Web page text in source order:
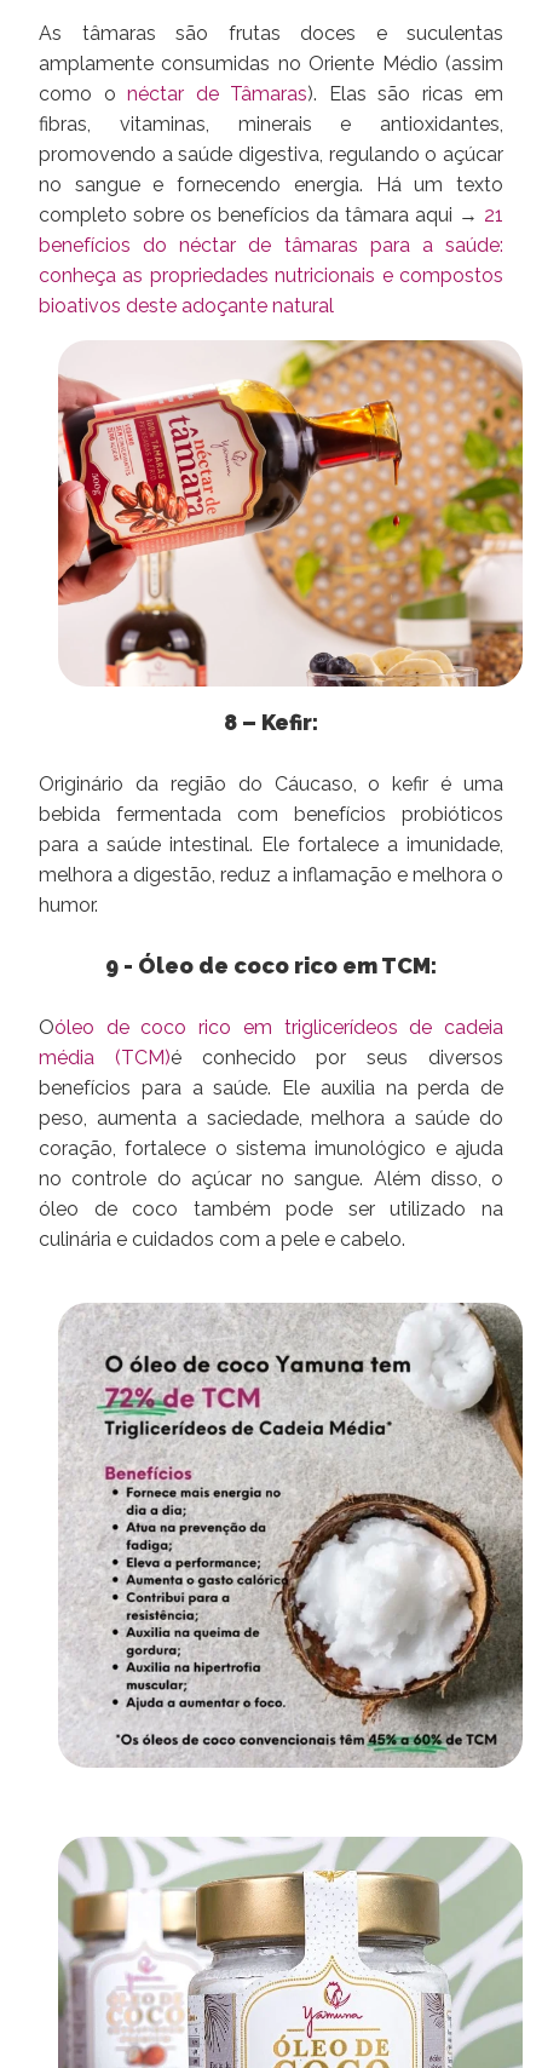
As tâmaras são frutas doces e suculentas
amplamente consumidas no Oriente Médio (assim
como o néctar de Tâmaras). Elas são ricas em
fibras, vitaminas, minerais e antioxidantes,
promovendo a saúde digestiva, regulando o açúcar
no sangue e fornecendo energia. Há um texto
completo sobre os benefícios da tâmara aqui → 21
benefícios do néctar de tâmaras para a saúde:
conheça as propriedades nutricionais e compostos
bioativos deste adoçante natural
8 – Kefir:
Originário da região do Cáucaso, o kefir é uma
bebida fermentada com benefícios probióticos
para a saúde intestinal. Ele fortalece a imunidade,
melhora a digestão, reduz a inflamação e melhora o
humor.
9 - Óleo de coco rico em TCM:
Oóleo de coco rico em triglicerídeos de cadeia
média (TCM)é conhecido por seus diversos
benefícios para a saúde. Ele auxilia na perda de
peso, aumenta a saciedade, melhora a saúde do
coração, fortalece o sistema imunológico e ajuda
no controle do açúcar no sangue. Além disso, o
óleo de coco também pode ser utilizado na
culinária e cuidados com a pele e cabelo.